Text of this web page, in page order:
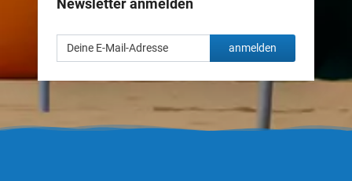
Newsletter anmelden
anmelden